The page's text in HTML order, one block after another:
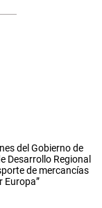
del Gobierno de
Desarrollo Regional
de mercancías
Europa”